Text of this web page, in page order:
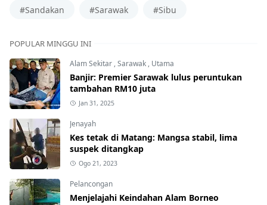
#Sandakan #Sarawak #Sibu
POPULAR MINGGU INI
Alam Sekitar ,Sarawak , Utama
Banjir: Premier Sarawak lulus peruntukan
tambahan RM10 juta
Jan 31, 2025
Jenayah
Kes tetak di Matang: Mangsa stabil, lima
suspek ditangkap
Ogo 21, 2023
Pelancongan
Menjelajahi Keindahan Alam Borneo